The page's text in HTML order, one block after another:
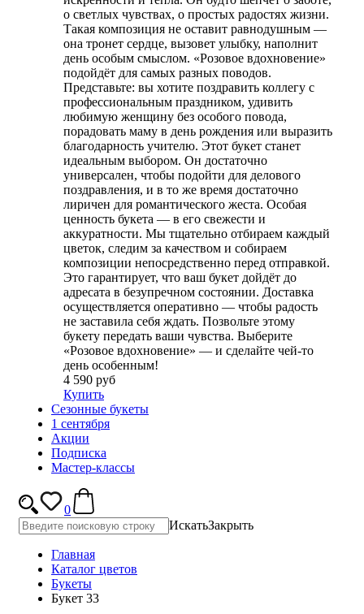
о светлых чувствах, о простых радостях жизни.
Такая композиция не оставит равнодушным —
она тронет сердце, вызовет улыбку, наполнит
день особым смыслом. «Розовое вдохновение»
подойдёт для самых разных поводов.
Представьте: вы хотите поздравить коллегу с
профессиональным праздником, удивить
любимую женщину без особого повода,
порадовать маму в день рождения или выразить
благодарность учителю. Этот букет станет
идеальным выбором. Он достаточно
универсален, чтобы подойти для делового
поздравления, и в то же время достаточно
лиричен для романтического жеста. Особая
ценность букета — в его свежести и
аккуратности. Мы тщательно отбираем каждый
цветок, следим за качеством и собираем
композиции непосредственно перед отправкой.
Это гарантирует, что ваш букет дойдёт до
адресата в безупречном состоянии. Доставка
осуществляется оперативно — чтобы радость
не заставила себя ждать. Позвольте этому
букету передать ваши чувства. Выберите
«Розовое вдохновение» — и сделайте чей-то
день особенным!
4 590 руб
Купить
Сезонные букеты
1 сентября
Акции
Подписка
Мастер-классы
0
ИскатьЗакрыть
Главная
Каталог цветов
Букеты
Букет 33